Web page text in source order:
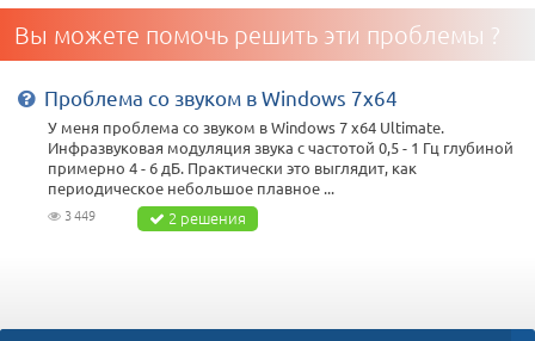
Вы можете помочь решить эти проблемы ?
Проблема со звуком в Windows 7x64
У меня проблема со звуком в Windows 7 x64 Ultimate.
Инфразвуковая модуляция звука с частотой 0,5 - 1 Гц глубиной
примерно 4 - 6 дБ. Практически это выглядит, как
периодическое небольшое плавное ...
3 449 2 решения